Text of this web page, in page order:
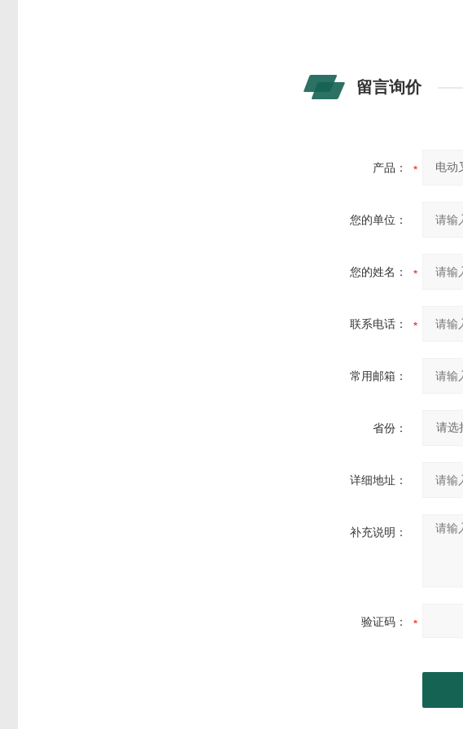
留言询价
产品：
您的单位：
您的姓名：
联系电话：
常用邮箱：
省份：
详细地址：
补充说明：
验证码：